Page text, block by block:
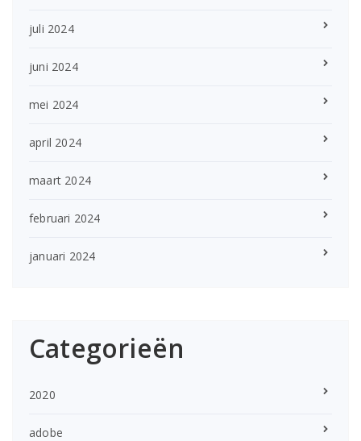
juli 2024
juni 2024
mei 2024
april 2024
maart 2024
februari 2024
januari 2024
Categorieën
2020
adobe